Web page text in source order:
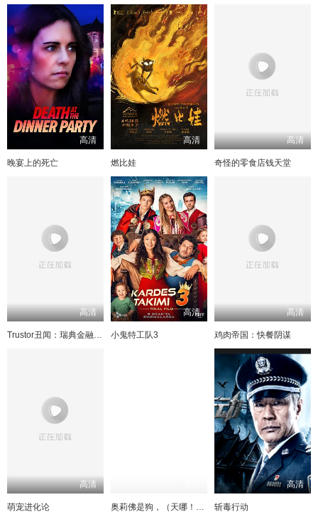
高清
晚宴上的死亡
高清
燃比娃
高清
奇怪的零食店钱天堂
高清
Trustor丑闻：瑞典金融案内幕
高清
小鬼特工队3
高清
鸡肉帝国：快餐阴谋
高清
萌宠进化论 奥莉佛是狗，（天哪！！）这家伙电影版
高清
斩毒行动